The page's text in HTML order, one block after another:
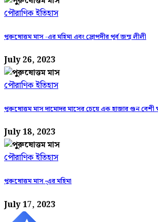
পৌরাণিক ইতিহাস
পুরুষোত্তম মাস -এর মহিমা এবং দ্রোপদীর পূর্ব জন্ম লীলী
July 26, 2023
পৌরাণিক ইতিহাস
পুরুষোত্তম মাস দামোদর মাসের চেয়ে এক হাজার গুন বেশী
July 18, 2023
পৌরাণিক ইতিহাস
পুরুষোত্তম মাস -্এর মহিমা
July 17, 2023